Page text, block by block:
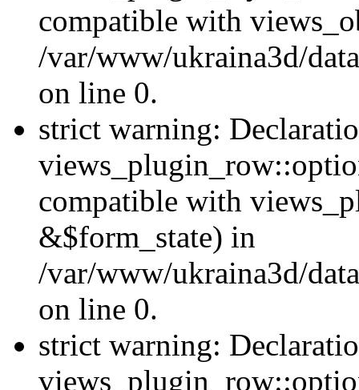
compatible with
/var/www/ukraina3d/
on line 0.
strict warning:
compatible with
&$form_state) in
/var/www/ukraina3d/
on line 0.
strict warning: